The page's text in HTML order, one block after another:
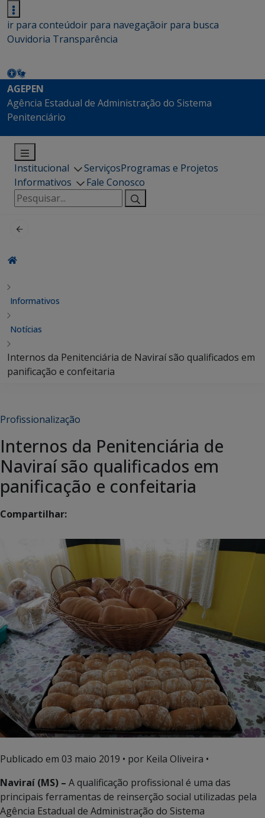
ir para conteúdoir para navegaçãoir para busca
Ouvidoria Transparência
AGEPEN
Agência Estadual de Administração do Sistema
Penitenciário
Institucional ServiçosProgramas e Projetos
Informativos
Fale Conosco
Pesquisar
por:
Informativos
Notícias
Internos da Penitenciária de Naviraí são qualificados em
panificação e confeitaria
Profissionalização
Internos da Penitenciária de
Naviraí são qualificados em
panificação e confeitaria
Compartilhar:
Publicado em 03 maio 2019 • por Keila Oliveira •
Naviraí (MS) – A qualificação profissional é uma das
principais ferramentas de reinserção social utilizadas pela
Agência Estadual de Administração do Sistema